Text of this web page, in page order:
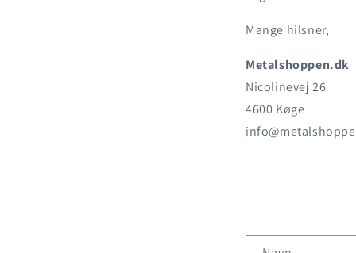
Mange hilsner,
Metalshoppen.dk
Nicolinevej 26
4600 Køge